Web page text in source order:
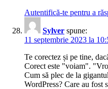
Autentifică-te pentru a
Sylver spune:
11 septembrie 2023 la
Te corectez și pe tine,
Corect este "voiam".
Cum să plec de la
WordPress? Care au fost